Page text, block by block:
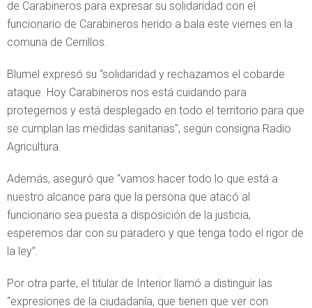
de Carabineros para expresar su solidaridad con el
funcionario de Carabineros herido a bala este viernes en la
comuna de Cerrillos.
Blumel expresó su “solidaridad y rechazamos el cobarde
ataque. Hoy Carabineros nos está cuidando para
protegernos y está desplegado en todo el territorio para que
se cumplan las medidas sanitarias”, según consigna Radio
Agricultura.
Además, aseguró que “vamos hacer todo lo que está a
nuestro alcance para que la persona que atacó al
funcionario sea puesta a disposición de la justicia,
esperemos dar con su paradero y que tenga todo el rigor de
la ley”.
Por otra parte, el titular de Interior llamó a distinguir las
“expresiones de la ciudadanía, que tienen que ver con